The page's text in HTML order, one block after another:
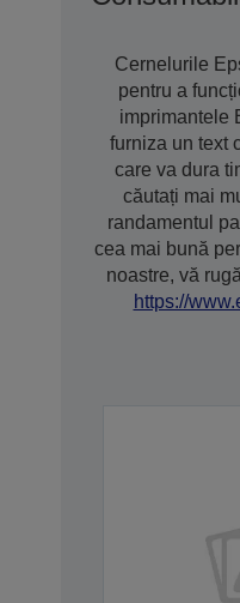
Cernelurile
pentru a
imprimantele
furniza un text
care va dura
căutați mai
randamentul
cea mai bună
noastre, vă
https://